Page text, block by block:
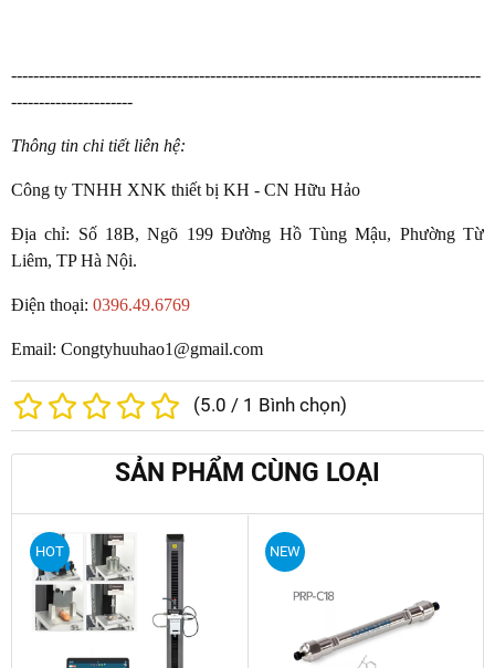
-------------------------------------------------------------------------------------
----------------------
Thông tin chi tiết liên hệ:
Công ty TNHH XNK thiết bị KH - CN Hữu Hảo
Địa chỉ: Số 18B, Ngõ 199 Đường Hồ Tùng Mậu, Phường Từ
Liêm, TP Hà Nội.
Điện thoại: 0396.49.6769
Email: Congtyhuuhao1@gmail.com
(5.0 / 1 Bình chọn)
SẢN PHẨM CÙNG LOẠI
HOT NEW